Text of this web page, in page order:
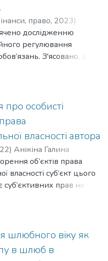
надання послуг.
ознаки, що
про виконання
про надання послуг.
право, 2023)
;Анікіна
дослідженню
регулювання
З'ясовано, що в
системах світу
відносин
принципу
(lex voluntatis). Цей
передбачає
договірних
елементом
застосовне право,
між ними.
практиці
регулювання
принципу
особисті
власності автора
) Анікіна Галина
;Anikina Halyna
об’єктів права
власності суб’єкт цього
суб’єктивних прав не
але й особистого
прав
власності, полягає у
у двох аспектах:-
особистих
шлюбного віку як
в шлюб в